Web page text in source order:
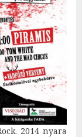
2014 nyara